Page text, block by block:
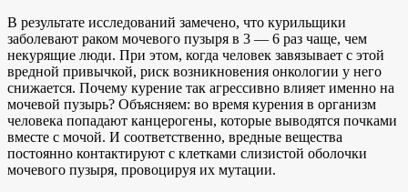
В результате исследований замечено, что курильщики
заболевают раком мочевого пузыря в 3 — 6 раз чаще, чем
некурящие люди. При этом, когда человек завязывает с этой
вредной привычкой, риск возникновения онкологии у него
снижается. Почему курение так агрессивно влияет именно на
мочевой пузырь? Объясняем: во время курения в организм
человека попадают канцерогены, которые выводятся почками
вместе с мочой. И соответственно, вредные вещества
постоянно контактируют с клетками слизистой оболочки
мочевого пузыря, провоцируя их мутации.